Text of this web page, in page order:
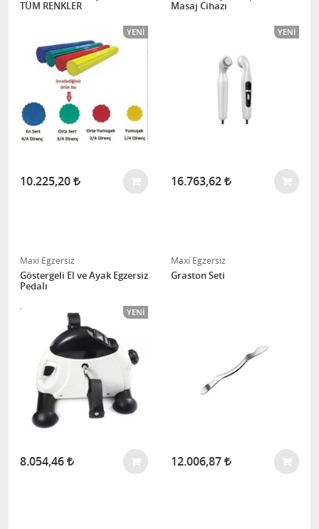
TÜM RENKLER
YENI
10.225,20
Masaj Cihazı
YENI
16.763,62
Maxi Egzersiz
Göstergeli El ve Ayak Egzersiz
Pedalı
YENI
8.054,46
Maxi Egzersiz
Graston Seti
12.006,87